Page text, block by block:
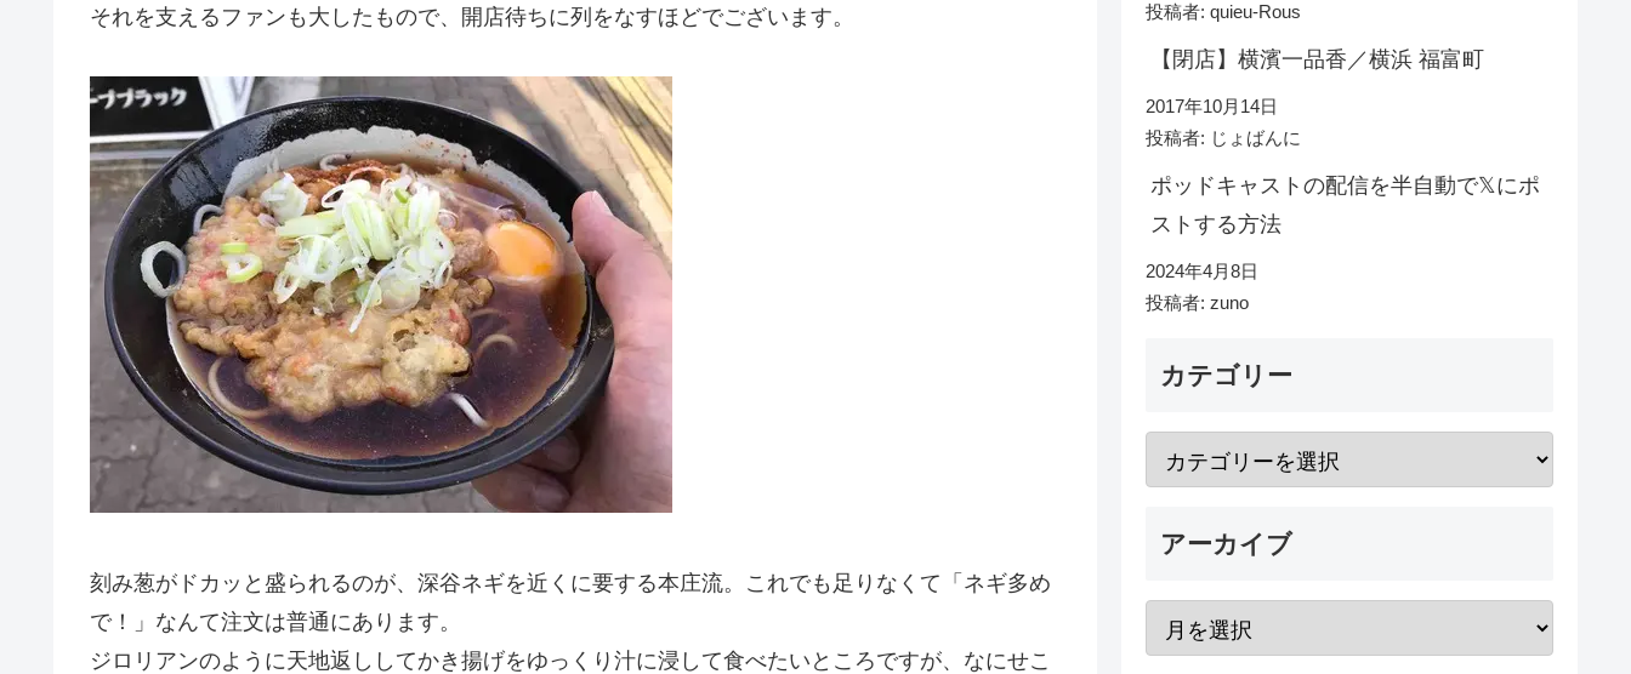
それを支えるファンも大したもので、開店待ちに列をなすほどでございます。
刻み葱がドカッと盛られるのが、深谷ネギを近くに要する本庄流。これでも足りなくて「ネギ多め
で！」なんて注文は普通にあります。
ジロリアンのように天地返ししてかき揚げをゆっくり汁に浸して食べたいところですが、なにせこ
投稿者: quieu-Rous
【閉店】横濱一品香／横浜 福富町
2017年10月14日
投稿者: じょばんに
ポッドキャストの配信を半自動で𝕏にポ
ストする方法
2024年4月8日
投稿者: zuno
カテゴリー
アーカイブ